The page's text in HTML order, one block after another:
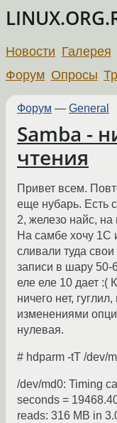
Новости Галерея
Форум Опросы
Форум — General
Samba -
чтения
Привет всем.
еще нубарь. Есть
2, железо найс,
На самбе хочу 1С
сливали туда
записи в шару 50-
еле еле 10 дает :(
ничего нет,
изменениями
нулевая.
# hdparm -tT /dev/
/dev/md0: Timing
seconds =
reads: 316 MB in